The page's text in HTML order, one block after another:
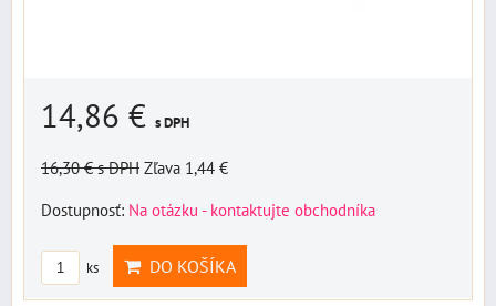
14,86 € s DPH
16,30 €s DPH Zľava 1,44 €
Dostupnosť: Na otázku - kontaktujte obchodníka
ks DO KOŠÍKA